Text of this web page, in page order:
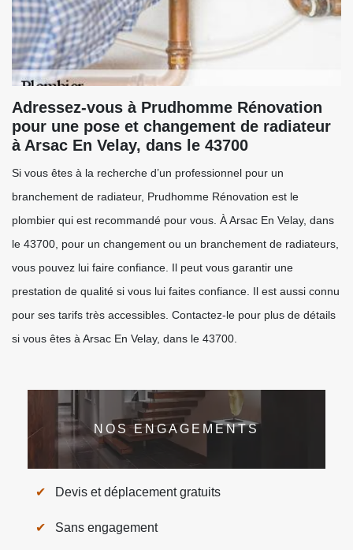
Adressez-vous à Prudhomme Rénovation
pour une pose et changement de radiateur
à Arsac En Velay, dans le 43700
Si vous êtes à la recherche d’un professionnel pour un
branchement de radiateur, Prudhomme Rénovation est le
plombier qui est recommandé pour vous. À Arsac En Velay, dans
le 43700, pour un changement ou un branchement de radiateurs,
vous pouvez lui faire confiance. Il peut vous garantir une
prestation de qualité si vous lui faites confiance. Il est aussi connu
pour ses tarifs très accessibles. Contactez-le pour plus de détails
si vous êtes à Arsac En Velay, dans le 43700.
NOS ENGAGEMENTS
Devis et déplacement gratuits
Sans engagement